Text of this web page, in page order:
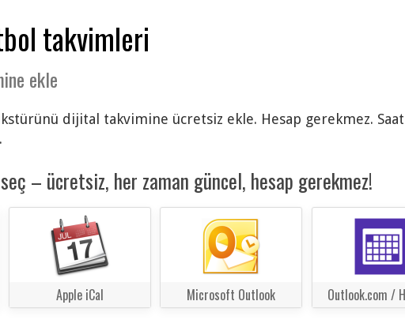
takvimleri
ekle
dijital takvimine ücretsiz ekle. Hesap gerekmez.
.
– ücretsiz, her zaman güncel, hesap gerekmez!
Apple iCal Microsoft Outlook Outlook.com /